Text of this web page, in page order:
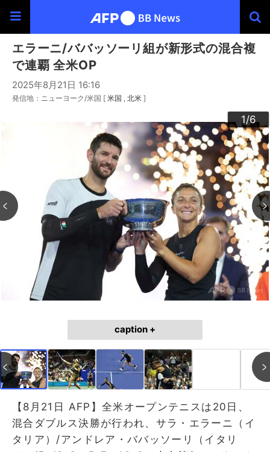
エラーニ/ババッソーリ組が新形式の混合複
で連覇 全米OP
2025年8月21日 16:16
発信地：ニューヨーク/米国 [ 米国 北米 ]
1/6
2/6
3/6
4/6
5/6
6/6
caption +
【8月21日 AFP】全米オープンテニスは20日、
混合ダブルス決勝が行われ、サラ・エラーニ（イ
タリア）/アンドレア・ババッソーリ（イタリ